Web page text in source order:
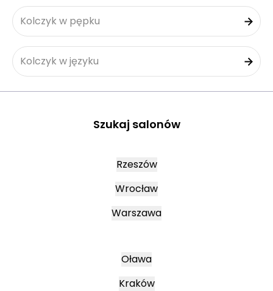
Kolczyk w pępku
Kolczyk w języku
Szukaj salonów
Rzeszów
Wrocław
Warszawa
Oława
Kraków